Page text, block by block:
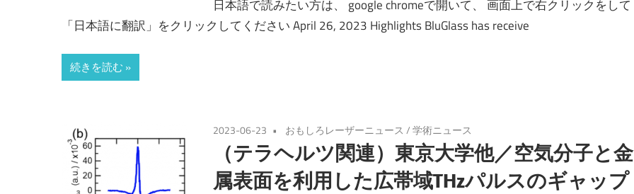
日本語で読みたい方は、 google chromeで開いて、 画面上で右クリックをして
「日本語に翻訳」をクリックしてください April 26, 2023 Highlights BluGlass has receive
続きを読む
2023-06-23 おもしろレーザーニュース /学術ニュース
（テラヘルツ関連）東京大学他／空気分子と金
属表面を利用した広帯域THzパルスのギャップ